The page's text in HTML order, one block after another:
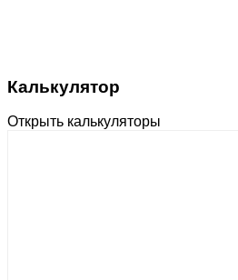
Калькулятор
Открыть калькуляторы